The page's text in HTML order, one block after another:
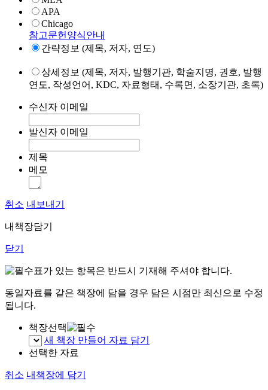
APA
Chicago
참고문헌양식안내
간략정보 (제목, 저자, 연도)
상세정보 (제목, 저자, 발행기관, 학술지명, 권호, 발행
연도, 작성언어, KDC, 자료형태, 수록면, 소장기관, 초록)
수신자 이메일
발신자 이메일
제목
메모
취소 내보내기
내책장담기
닫기
표가 있는 항목은 반드시 기재해 주셔야 합니다.
동일자료를 같은 책장에 담을 경우 담은 시점만 최신으로 수정
됩니다.
책장선택
새 책장 만들어 자료 담기
선택한 자료
취소 내책장에 담기